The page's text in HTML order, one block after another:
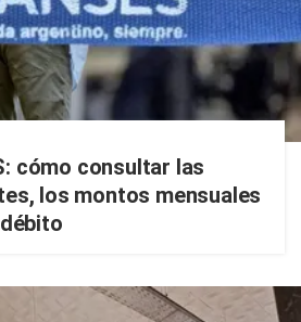
cómo consultar las
los montos mensuales